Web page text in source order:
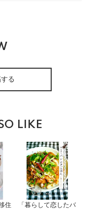
る
LIKE
住
「暮らして恋したバ